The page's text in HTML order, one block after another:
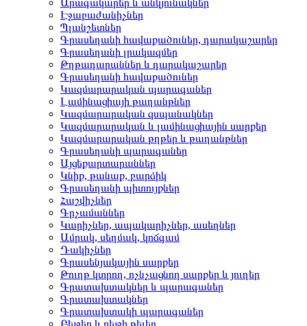
Արագակարեր և անկյունակներ
Էջաբաժանիչներ
Պլանշետներ
Գրասեղանի հավաքածուներ, դարակաշարեր
Գրասեղանի լրակազմեր
Թղթադարաններ և դարակաշարեր
Գրասեղանի հավաքածուներ
Կազմարարական պարագաներ
Լամինացիայի թաղանթներ
Կազմարարական զսպանակներ
Կազմարարական և լամինացիային սարքեր
Կազմարարական թղթեր և թաղանթներ
Գրասեղանի պարագաներ
Այցեքարտարաններ
Կնիք, թանաք, բարձիկ
Գրասեղանի պիտույքներ
Հաշվիչներ
Գրչամաններ
Կարիչներ, ապակարիչներ, ասեղներ
Ամրակ, սեղմակ, կոճգամ
Դակիչներ
Գրասենյակային սարքեր
Թուղթ կտրող, ոչնչացնող սարքեր և յուղեր
Գրատախտակներ և պարագաներ
Գրատախտակներ
Գրատախտակի պարագաներ
Բեյջեր և բեյջի թելեր